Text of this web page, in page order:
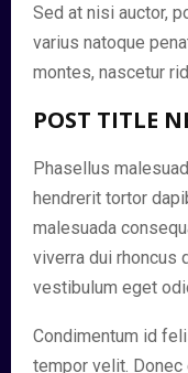
Sed at nisi auctor,
varius natoque
montes, nascetur
POST TITLE
Phasellus
hendrerit tortor
malesuada
viverra dui rhoncus
vestibulum eget
Condimentum id
tempor velit.